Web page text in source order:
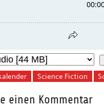
Science Fiction
einen Kommentar